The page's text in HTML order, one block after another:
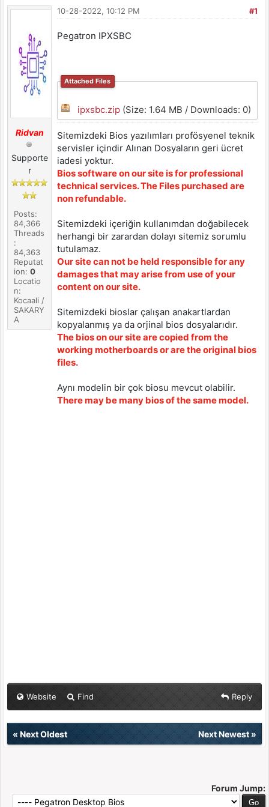
Ridvan
Supporte
r
Posts:
84,366
Threads
:
84,363
Reputat
ion:0
Locatio
n:
Kocaali /
SAKARY
A
#1
10-28-2022, 10:12 PM
Pegatron IPXSBC
Attached Files
ipxsbc.zip(Size: 1.64 MB / Downloads: 0)
Sitemizdeki Bios yazılımları profösyenel teknik
servisler içindir Alınan Dosyaların geri ücret
iadesi yoktur.
Bios software on our site is for professional
technical services. The Files purchased are
non refundable.
Sitemizdeki içeriğin kullanımdan doğabilecek
herhangi bir zarardan dolayı sitemiz sorumlu
tutulamaz.
Our site can not be held responsible for any
damages that may arise from use of your
content on our site.
Sitemizdeki bioslar çalışan anakartlardan
kopyalanmış ya da orjinal bios dosyalarıdır.
The bios on our site are copied from the
working motherboards or are the original bios
files.
Aynı modelin bir çok biosu mevcut olabilir.
There may be many bios of the same model.
Website Find Reply
« Next Oldest Next Newest»
Forum Jump: